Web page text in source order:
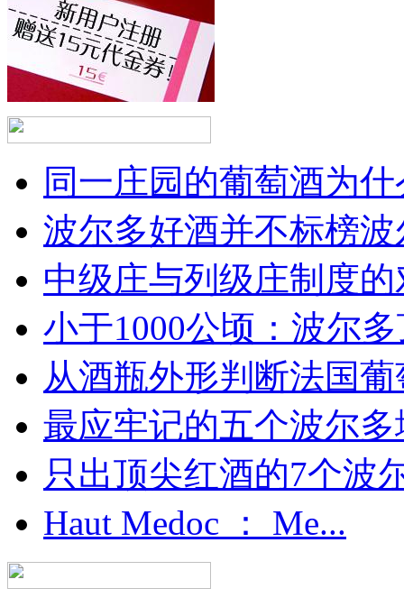
同一庄园的葡萄酒为
波尔多好酒并不标榜
中级庄与列级庄制度
小于1000公顷：波尔
从酒瓶外形判断法国
最应牢记的五个波尔多
只出顶尖红酒的7个波
Haut Medoc ： Me...